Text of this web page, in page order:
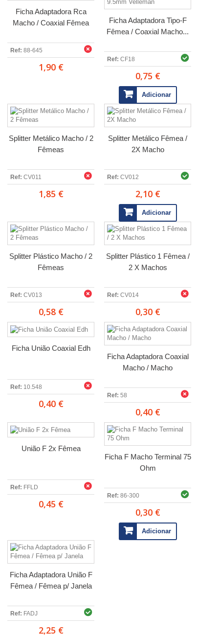
Ficha Adaptadora Rca
Macho / Coaxial Fêmea
Ref: 88-645
1,90 €
Ficha Adaptadora Tipo-F
Fêmea / Coaxial Macho...
Ref: CF18
0,75 €
Adicionar
Splitter Metálico Macho / 2
Fêmeas
Ref: CV011
1,85 €
Splitter Metálico Fêmea /
2X Macho
Ref: CV012
2,10 €
Adicionar
Splitter Plástico Macho / 2
Fêmeas
Ref: CV013
0,58 €
Splitter Plástico 1 Fêmea /
2 X Machos
Ref: CV014
0,30 €
Ficha União Coaxial Edh
Ref: 10.548
0,40 €
Ficha Adaptadora Coaxial
Macho / Macho
Ref: 58
0,40 €
União F 2x Fêmea
Ref: FFLD
0,45 €
Ficha F Macho Terminal 75
Ohm
Ref: 86-300
0,30 €
Adicionar
Ficha Adaptadora União F
Fêmea / Fêmea p/ Janela
Ref: FADJ
2,25 €